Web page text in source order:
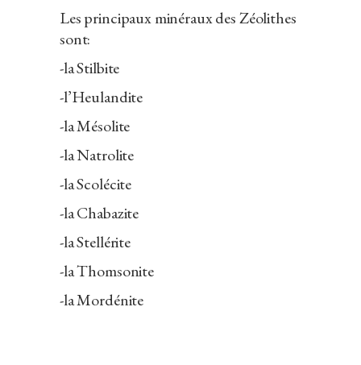
Les principaux minéraux des Zéolithes
sont:
-la Stilbite
-l’Heulandite
-la Mésolite
-la Natrolite
-la Scolécite
-la Chabazite
-la Stellérite
-la Thomsonite
-la Mordénite